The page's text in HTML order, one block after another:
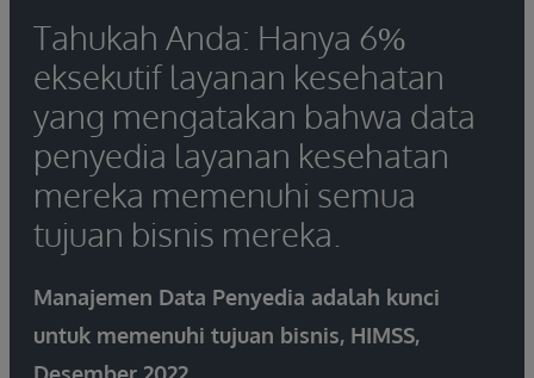
Tahukah Anda: Hanya 6%
eksekutif layanan kesehatan
yang mengatakan bahwa data
penyedia layanan kesehatan
mereka memenuhi semua
tujuan bisnis mereka.
Manajemen Data Penyedia adalah kunci
untuk memenuhi tujuan bisnis, HIMSS,